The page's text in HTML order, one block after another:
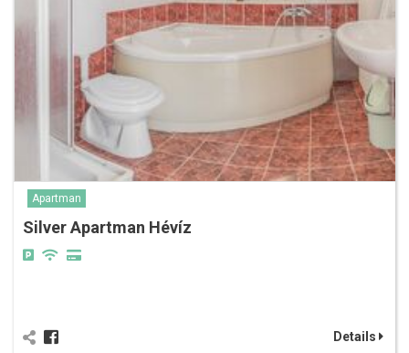
Apartman
Silver Apartman Hévíz
Details